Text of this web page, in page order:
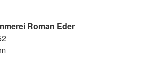
Roman Eder